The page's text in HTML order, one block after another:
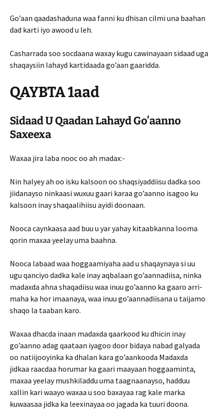
Go’aan qaadashaduna waa fanni ku dhisan cilmi una baahan
dad karti iyo awood u leh.
Casharrada soo socdaana waxay kugu cawinayaan sidaad uga
shaqaysiin Iahayd kartidaada go’aan gaaridda.
QAYBTA 1aad
Sidaad U Qaadan Lahayd Go’aanno
Saxeexa
Waxaa jira laba nooc oo ah madax:-
Nin halyey ah oo isku kalsoon oo shaqsiyaddiisu dadka soo
jiidanayso ninkaasi wuxuu gaari karaa go’aanno isagoo ku
kalsoon inay shaqaalihiisu ayidi doonaan.
Nooca caynkaasa aad buu u yar yahay kitaabkanna looma
qorin maxaa yeelay uma baahna.
Nooca labaad waa hoggaamiyaha aad u shaqaynaya si uu
ugu qanciyo dadka kale inay aqbalaan go’aannadiisa, ninka
madaxda ahna shaqadiisu waa inuu go’aanno ka gaaro arri­
maha ka hor imaanaya, waa inuu go’aannadiisana u taijamo
shaqo la taaban karo.
Waxaa dhacda inaan madaxda qaarkood ku dhicin inay
go’aanno adag qaataan iyagoo door bidaya nabad galyada
oo natiijooyinka ka dhalan kara go’aankooda Madaxda
jidkaa raacdaa horumar ka gaari maayaan hoggaaminta,
maxaa yeelay mushkiladdu uma taagnaanayso, hadduu
xallin kari waayo waxaa u soo baxayaa rag kale marka
kuwaasaa jidka ka leexinayaa oo jagada ka tuuri doona.